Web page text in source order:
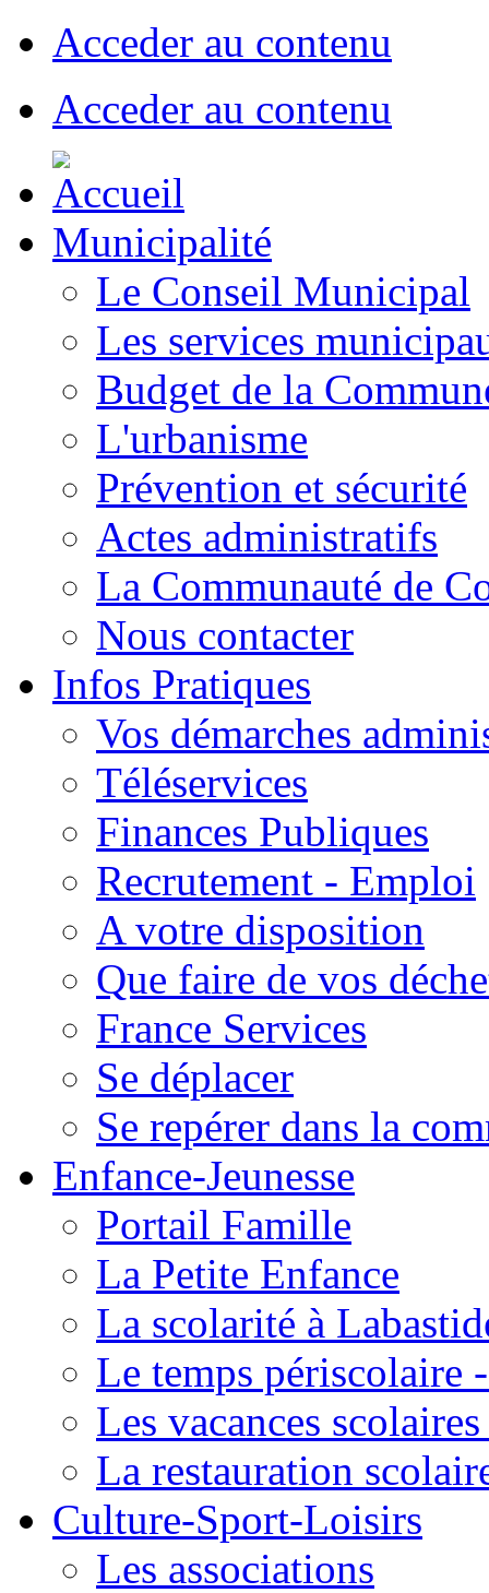
Acceder au contenu
Acceder au contenu
Municipalité
Le Conseil Municipal
Les services
Budget de la
L'urbanisme
Prévention et sécurité
Actes administratifs
La Communauté de
Nous contacter
Infos Pratiques
Vos démarches
Téléservices
Finances Publiques
Recrutement - Emploi
A votre disposition
Que faire de vos
France Services
Se déplacer
Se repérer dans la
Enfance-Jeunesse
Portail Famille
La Petite Enfance
La scolarité à
Le temps périscolaire
Les vacances
La restauration
Culture-Sport-Loisirs
Les associations